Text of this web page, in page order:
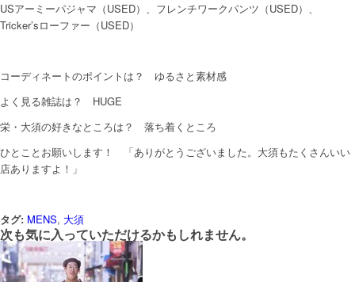
USアーミーパジャマ（USED）、フレンチワークパンツ（USED）、
Tricker’sローファー（USED）
コーディネートのポイントは？ ゆるさと素材感
よく見る雑誌は？ HUGE
栄・大須の好きなところは？ 落ち着くところ
ひとことお願いします！ 「ありがとうございました。大須もたくさんいい
店ありますよ！」
タグ: MENS, 大須
次も気に入っていただけるかもしれません。